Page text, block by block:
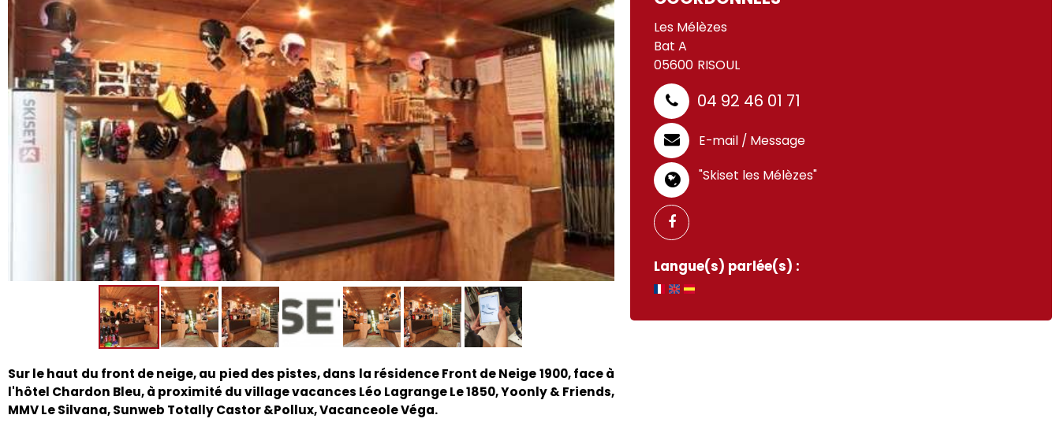
Les Mélèzes
Bat A
05600 RISOUL
04 92 46 01 71
E-mail / Message
"Skiset les Mélèzes"
Langue(s) parlée(s) :
Sur le haut du front de neige, au pied des pistes, dans la résidence Front de Neige 1900, face à
l'hôtel Chardon Bleu, à proximité du village vacances Léo Lagrange Le 1850, Yoonly & Friends,
MMV Le Silvana, Sunweb Totally Castor &Pollux, Vacanceole Véga.